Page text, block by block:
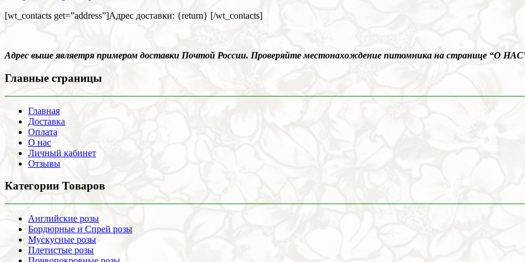
[wt_contacts get=”address”]Адрес доставки: {return} [/wt_contacts]
Адрес выше являетря примером доставки Почтой России. Проверяйте местонахождение питомника на странице “О
Главные страницы
Главная
Доставка
Оплата
О нас
Личный кабинет
Отзывы
Категории Товаров
Английские розы
Бордюрные и Спрей розы
Мускусные розы
Плетистые розы